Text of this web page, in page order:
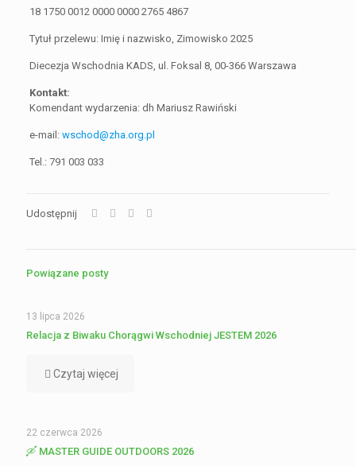
18 1750 0012 0000 0000 2765 4867
Tytuł przelewu: Imię i nazwisko, Zimowisko 2025
Diecezja Wschodnia KADS, ul. Foksal 8, 00-366 Warszawa
Kontakt:
Komendant wydarzenia: dh Mariusz Rawiński
e-mail: wschod@zha.org.pl
Tel.: 791 003 033
Udostępnij
Powiązane posty
13 lipca 2026
Relacja z Biwaku Chorągwi Wschodniej JESTEM 2026
Czytaj więcej
22 czerwca 2026
🛶 MASTER GUIDE OUTDOORS 2026